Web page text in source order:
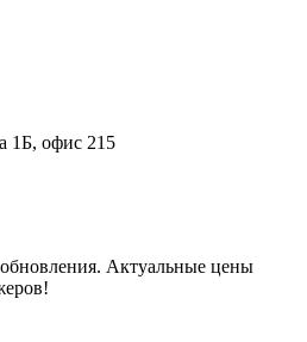
1Б, офис 215
Актуальные цены